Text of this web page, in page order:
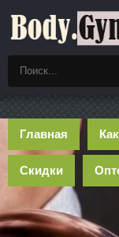
Главная
Скидки